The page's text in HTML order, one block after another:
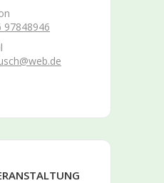
97848946